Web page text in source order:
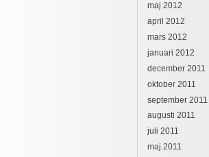
maj 2012
april 2012
mars 2012
januari 2012
december 2011
oktober 2011
september 2011
augusti 2011
juli 2011
maj 2011